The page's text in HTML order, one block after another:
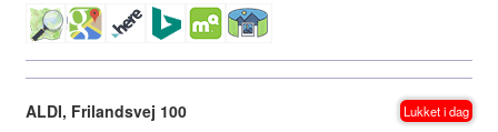
ALDI, Frilandsvej 100 Lukket i dag